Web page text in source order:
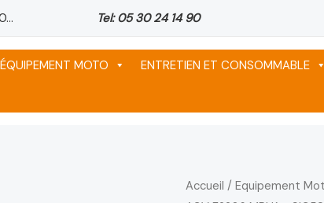
Tel: 05 30 24 14 90
MOTO
ENTRETIEN ET CONSOMMABLE
Accueil / Equipement
quantité